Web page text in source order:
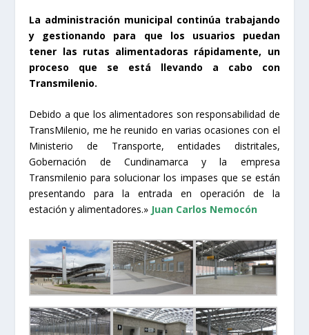
La administración municipal continúa trabajando
y gestionando para que los usuarios puedan
tener las rutas alimentadoras rápidamente, un
proceso que se está llevando a cabo con
Transmilenio.
Debido a que los alimentadores son responsabilidad de
TransMilenio, me he reunido en varias ocasiones con el
Ministerio de Transporte, entidades distritales,
Gobernación de Cundinamarca y la empresa
Transmilenio para solucionar los impases que se están
presentando para la entrada en operación de la
estación y alimentadores.» Juan Carlos Nemocón